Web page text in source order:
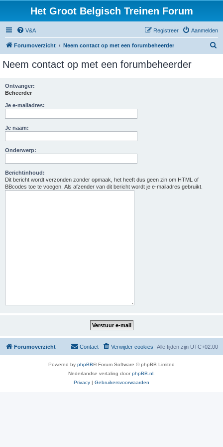
Het Groot Belgisch Treinen Forum
V&A Aanmelden
Registreer
Forumoverzicht Neem contact op met een forumbeheerder
Neem contact op met een forumbeheerder
Ontvanger:
Beheerder
Je e-mailadres:
Je naam:
Onderwerp:
Berichtinhoud:
Dit bericht wordt verzonden zonder opmaak, het heeft dus geen zin om HTML of
BBcodes toe te voegen. Als afzender van dit bericht wordt je e-mailadres gebruikt.
Forumoverzicht Alle tijden zijn UTC+02:00
Verwijder cookies
Contact
Powered by phpBB® Forum Software © phpBB Limited
Nederlandse vertaling doorphpBB.nl
Privacy | Gebruikersvoorwaarden